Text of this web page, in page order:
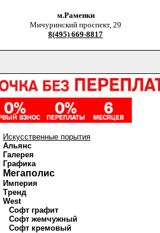
м.Раменки
Мичуринский проспект, 29
8(495) 669-8817
Искусственные порытия
Альянс
Галерея
Графика
Мегаполис
Империя
Тренд
West
Софт графит
Софт жемчужный
Софт кремовый